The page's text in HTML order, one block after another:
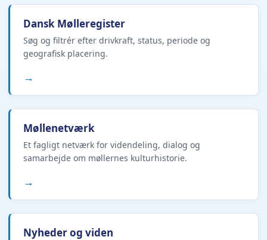
Dansk Mølleregister
Søg og filtrér efter drivkraft, status, periode og
geografisk placering.
→
Møllenetværk
Et fagligt netværk for videndeling, dialog og
samarbejde om møllernes kulturhistorie.
→
Nyheder og viden